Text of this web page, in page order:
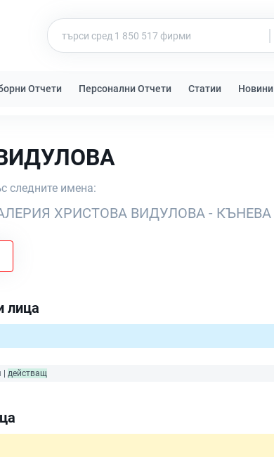
Отчети Персонални Отчети Статии Новини
следните имена:
ХРИСТОВА ВИДУЛОВА - КЪНЕВА
лица
действащ